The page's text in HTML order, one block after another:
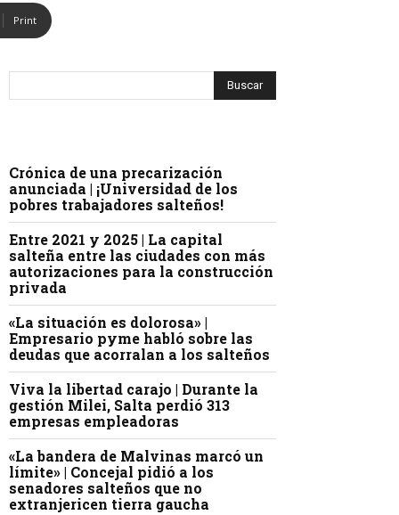
Print
Crónica de una precarización
anunciada | ¡Universidad de los
pobres trabajadores salteños!
Entre 2021 y 2025 | La capital
salteña entre las ciudades con más
autorizaciones para la construcción
privada
«La situación es dolorosa» |
Empresario pyme habló sobre las
deudas que acorralan a los salteños
Viva la libertad carajo | Durante la
gestión Milei, Salta perdió 313
empresas empleadoras
«La bandera de Malvinas marcó un
límite» | Concejal pidió a los
senadores salteños que no
extranjericen tierra gaucha